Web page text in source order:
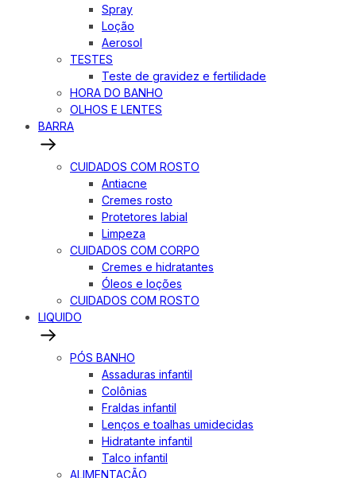
Spray
Loção
Aerosol
TESTES
Teste de gravidez e fertilidade
HORA DO BANHO
OLHOS E LENTES
BARRA
CUIDADOS COM ROSTO
Antiacne
Cremes rosto
Protetores labial
Limpeza
CUIDADOS COM CORPO
Cremes e hidratantes
Óleos e loções
CUIDADOS COM ROSTO
LIQUIDO
PÓS BANHO
Assaduras infantil
Colônias
Fraldas infantil
Lenços e toalhas umidecidas
Hidratante infantil
Talco infantil
ALIMENTAÇÃO